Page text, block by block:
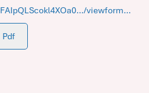
viewform...
Pdf